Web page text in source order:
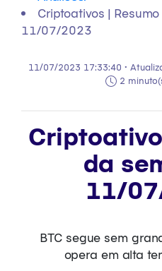
Criptoativos |
11/07/2023
11/07/2023 17:33:40 •
2
da
11/
BTC segue sem
opera em alta